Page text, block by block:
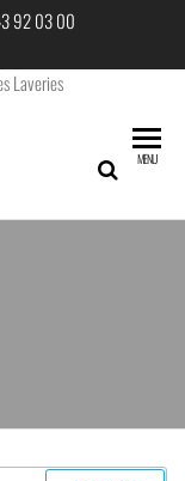
92 03 00
Laveries
MENU